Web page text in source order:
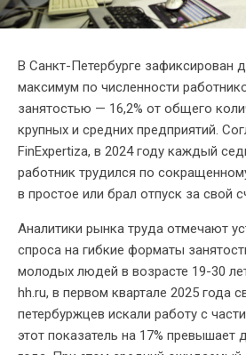
В Санкт-Петербурге зафиксирован
максимум по численности
занятостью — 16,2% от общего
крупных и средних предприятий.
FinExpertiza, в 2024 году каждый
работник трудился по
в простое или брал отпуск за свой
Аналитики рынка труда отмечают
спроса на гибкие форматы
молодых людей в возрасте 19-30
hh.ru, в первом квартале 2025 года
петербуржцев искали работу с
этот показатель на 17% превышает